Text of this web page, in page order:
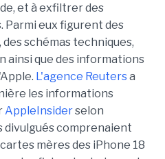
et à exfiltrer des
Parmi eux figurent des
schémas techniques,
ainsi que des informations
L'agence Reutersa
les informations
AppleInsiderselon
divulgués comprenaient
mères des iPhone 18